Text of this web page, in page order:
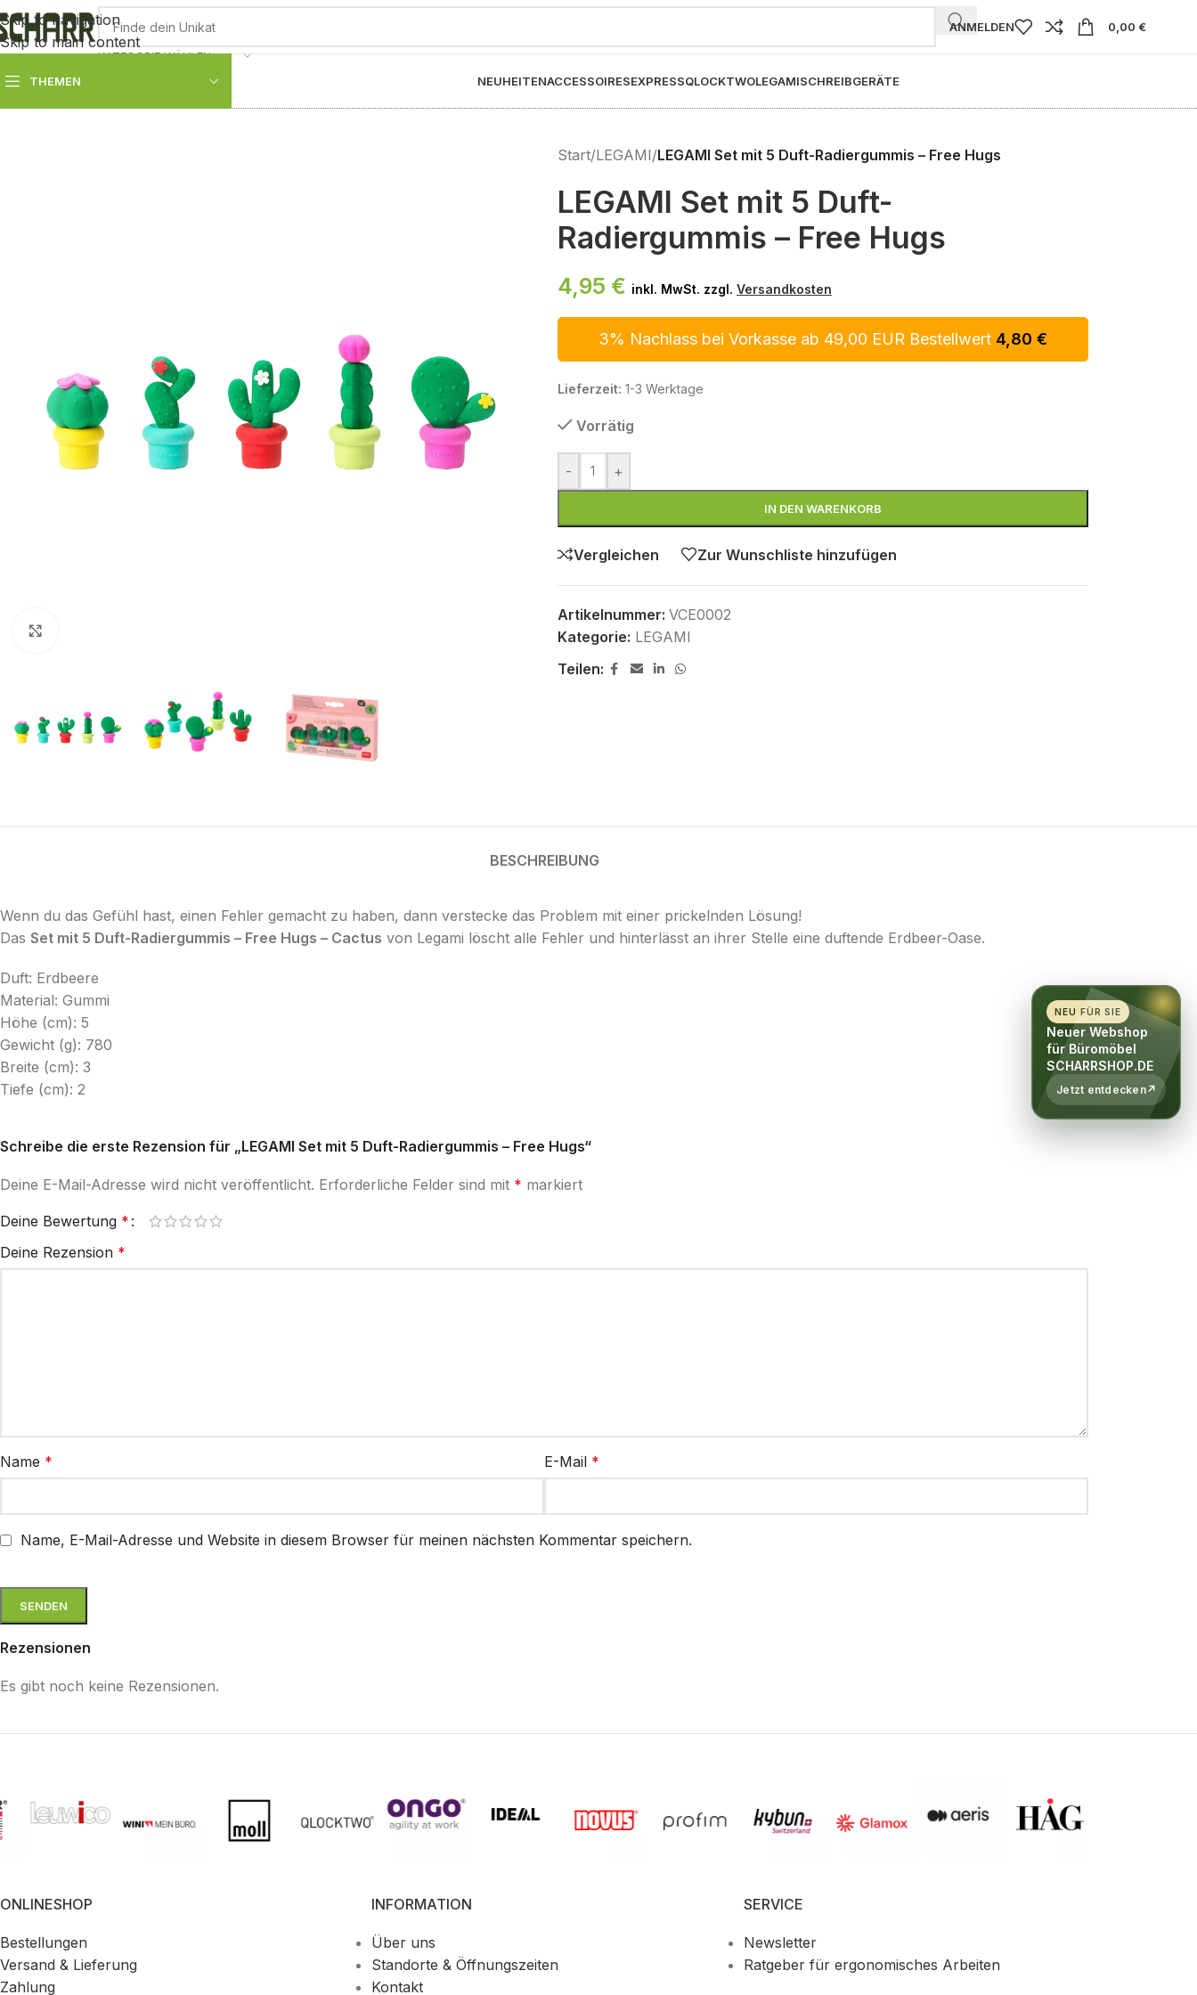
Skip to navigation
Skip to main content
KATEGORIE WÄHLEN
ANMELDEN 0,00 €
THEMEN NEUHEITENACCESSOIRESEXPRESSQLOCKTWOLEGAMISCHREIBGERÄTE
Start/LEGAMI/LEGAMI Set mit 5 Duft-Radiergummis – Free Hugs
LEGAMI Set mit 5 Duft-
Radiergummis – Free Hugs
4,95 € inkl. MwSt. zzgl. Versandkosten
3% Nachlass bei Vorkasse ab 49,00 EUR Bestellwert 4,80 €
Lieferzeit: 1-3 Werktage
Vorrätig
- +
IN DEN WARENKORB
Vergleichen Zur Wunschliste hinzufügen
Artikelnummer: VCE0002
Kategorie: LEGAMI
Teilen:
BESCHREIBUNG
Wenn du das Gefühl hast, einen Fehler gemacht zu haben, dann verstecke das Problem mit einer prickelnden Lösung!
Das Set mit 5 Duft-Radiergummis – Free Hugs – Cactus von Legami löscht alle Fehler und hinterlässt an ihrer Stelle eine duftende Erdbeer-Oase.
Duft: Erdbeere
Material: Gummi
Höhe (cm): 5
Gewicht (g): 780
Breite (cm): 3
Tiefe (cm): 2
Rezensionen
Es gibt noch keine Rezensionen.
Schreibe die erste Rezension für „LEGAMI Set mit 5 Duft-Radiergummis – Free Hugs“
Deine E-Mail-Adresse wird nicht veröffentlicht. Erforderliche Felder sind mit * markiert
Deine Bewertung *
Deine Rezension *
Name * E-Mail *
Name, E-Mail-Adresse und Website in diesem Browser für meinen nächsten Kommentar speichern.
ONLINESHOP
Bestellungen
Versand & Lieferung
Zahlung
INFORMATION
Über uns
Standorte & Öffnungszeiten
Kontakt
SERVICE
Newsletter
Ratgeber für ergonomisches Arbeiten
NEU FÜR SIE
Neuer Webshop
für Büromöbel
SCHARRSHOP.DE
Jetzt entdecken↗